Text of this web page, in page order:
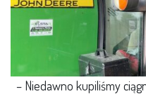
– Niedawno kupiliśmy